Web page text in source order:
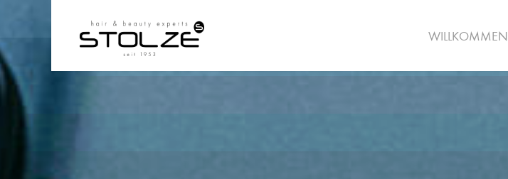
WILLKOMMEN